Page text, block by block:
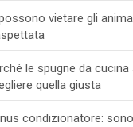
vietare gli
le spugne da
quella giusta
condizionatore: